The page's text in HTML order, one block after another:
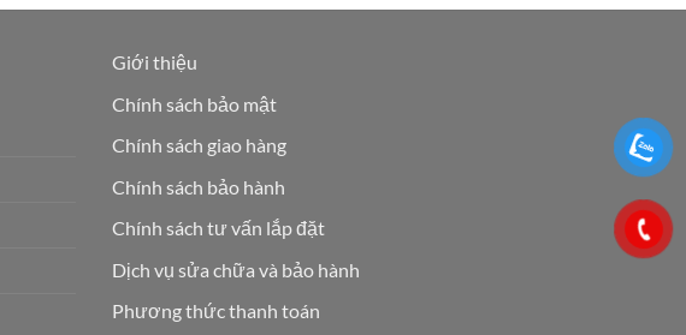
Giới thiệu
Chính sách bảo mật
Chính sách giao hàng
Chính sách bảo hành
Chính sách tư vấn lắp đặt
Dịch vụ sửa chữa và bảo hành
Phương thức thanh toán